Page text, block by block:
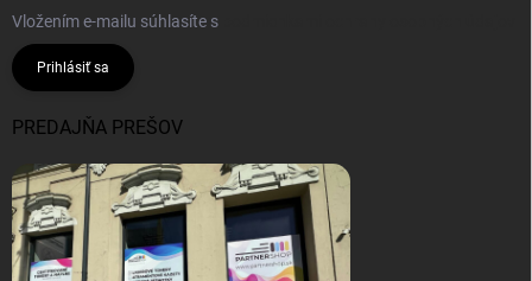
Vložením e-mailu súhlasíte s
Prihlásiť sa
PREDAJŇA PREŠOV